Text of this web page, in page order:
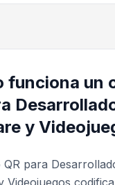
funciona un
y
QR para
Videojuegos